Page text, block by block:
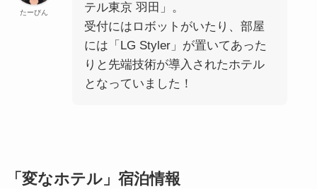
たーびん
テル東京 羽田」。
受付にはロボットがいたり、部屋
には「LG Styler」が置いてあった
りと先端技術が導入されたホテル
となっていました！
「変なホテル」宿泊情報